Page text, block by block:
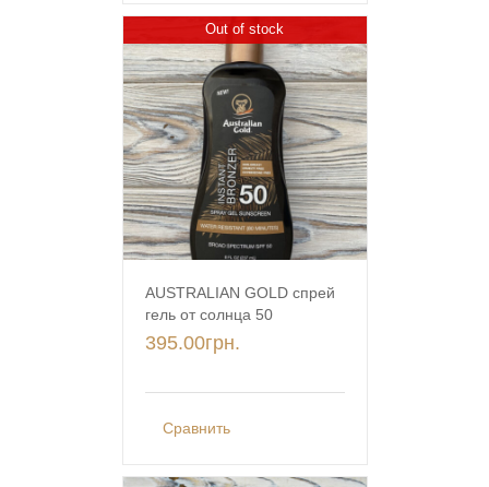
Out of stock
AUSTRALIAN GOLD спрей
гель от солнца 50
395.00грн.
Сравнить